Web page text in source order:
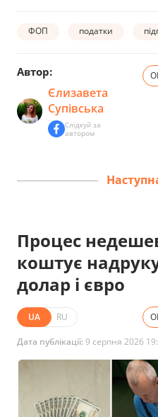
ФОП податки
Автор:
Єлизавета
Супівська
Слідкуй за
автором
Процес
коштує
долар і євро
UA RU
Дата публікації:9 серпня 2026